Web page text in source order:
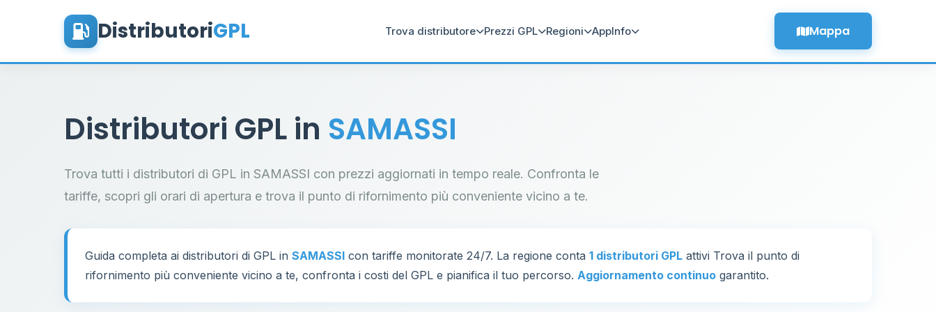
DistributoriGPL Trova distributore Prezzi GPL Regioni AppInfo Mappa
Distributori GPL in SAMASSI
Trova tutti i distributori di GPL in SAMASSI con prezzi aggiornati in tempo reale. Confronta le
tariffe, scopri gli orari di apertura e trova il punto di rifornimento più conveniente vicino a te.
Guida completa ai distributori di GPL in SAMASSI con tariffe monitorate 24/7. La regione conta 1 distributori GPL attivi Trova il punto di
rifornimento più conveniente vicino a te, confronta i costi del GPL e pianifica il tuo percorso. Aggiornamento continuo garantito.